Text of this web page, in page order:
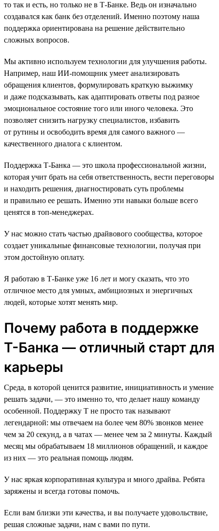
то так и есть, но только не в Т-Банке. Ведь он изначально
создавался как банк без отделений. Именно поэтому наша
поддержка ориентирована на решение действительно
сложных вопросов.
Мы активно используем технологии для улучшения работы.
Например, наш ИИ-помощник умеет анализировать
обращения клиентов, формулировать краткую выжимку
и даже подсказывать, как адаптировать ответы под разное
эмоциональное состояние того или иного человека. Это
позволяет снизить нагрузку специалистов, избавить
от рутины и освободить время для самого важного —
качественного диалога с клиентом.
Поддержка Т-Банка — это школа профессиональной жизни,
которая учит брать на себя ответственность, вести переговоры
и находить решения, диагностировать суть проблемы
и правильно ее решать. Именно эти навыки больше всего
ценятся в топ-менеджерах.
У нас можно стать частью драйвового сообщества, которое
создает уникальные финансовые технологии, получая при
этом достойную оплату.
Я работаю в Т-Банке уже 16 лет и могу сказать, что это
отличное место для умных, амбициозных и энергичных
людей, которые хотят менять мир.
Почему работа в поддержке
Т-Банка — отличный старт для
карьеры
Среда, в которой ценится развитие, инициативность и умение
решать задачи, — это именно то, что делает нашу команду
особенной. Поддержку Т не просто так называют
легендарной: мы отвечаем на более чем 80% звонков менее
чем за 20 секунд, а в чатах — менее чем за 2 минуты. Каждый
месяц мы обрабатываем 18 миллионов обращений, и каждое
из них — это реальная помощь людям.
У нас яркая корпоративная культура и много драйва. Ребята
заряжены и всегда готовы помочь.
Если вам близки эти качества, и вы получаете удовольствие,
решая сложные задачи, нам с вами по пути.